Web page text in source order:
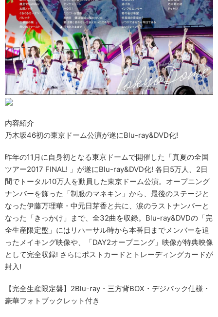
内容紹介
乃木坂46初の東京ドーム公演が遂にBlu-ray&DVD化!
昨年の11月に自身初となる東京ドームで開催した「真夏の全国
ツアー2017 FINAL! 」が遂にBlu-ray&DVD化! 各日5万人、2日
間でトータル10万人を動員した東京ドーム公演。オープニング
ナンバーを飾った「制服のマネキン」から、最後のステージと
なった伊藤万理華・中元日芽香と共に、涙のラストナンバーと
なった「きっかけ」まで、全32曲を収録。Blu-ray&DVDの「完
全生産限定盤」にはリハーサル時から本番日までメンバーを追
ったメイキング映像や、「DAY2オープニング」映像が特典映像
として完全収録! さらにポストカードとトレーディングカードが
封入!
【完全生産限定盤】2Blu-ray・三方背BOX・デジパック仕様・
豪華フォトブックレット付き